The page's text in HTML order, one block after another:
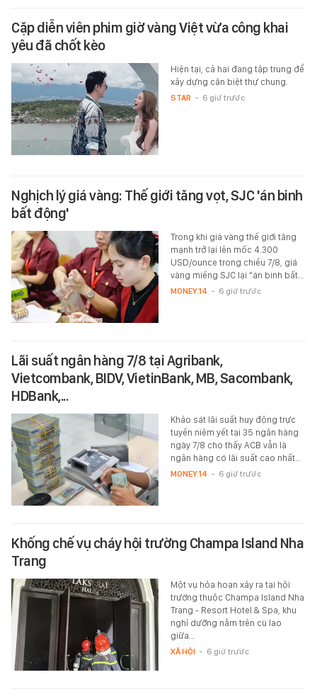
Cặp diễn viên phim giờ vàng Việt vừa công khai
yêu đã chốt kèo
Hiện tại, cả hai đang tập trung để
xây dựng căn biệt thự chung.
STAR - 6 giờ trước
Nghịch lý giá vàng: Thế giới tăng vọt, SJC 'án binh
bất động'
Trong khi giá vàng thế giới tăng
mạnh trở lại lên mốc 4.300
USD/ounce trong chiều 7/8, giá
vàng miếng SJC lại "án binh bất…
MONEY.14 - 6 giờ trước
Lãi suất ngân hàng 7/8 tại Agribank,
Vietcombank, BIDV, VietinBank, MB, Sacombank,
HDBank,...
Khảo sát lãi suất huy động trực
tuyến niêm yết tại 35 ngân hàng
ngày 7/8 cho thấy ACB vẫn là
ngân hàng có lãi suất cao nhất…
MONEY.14 - 6 giờ trước
Khống chế vụ cháy hội trường Champa Island Nha
Trang
Một vụ hỏa hoạn xảy ra tại hội
trường thuộc Champa Island Nha
Trang - Resort Hotel & Spa, khu
nghỉ dưỡng nằm trên cù lao
giữa…
XÃ HỘI - 6 giờ trước